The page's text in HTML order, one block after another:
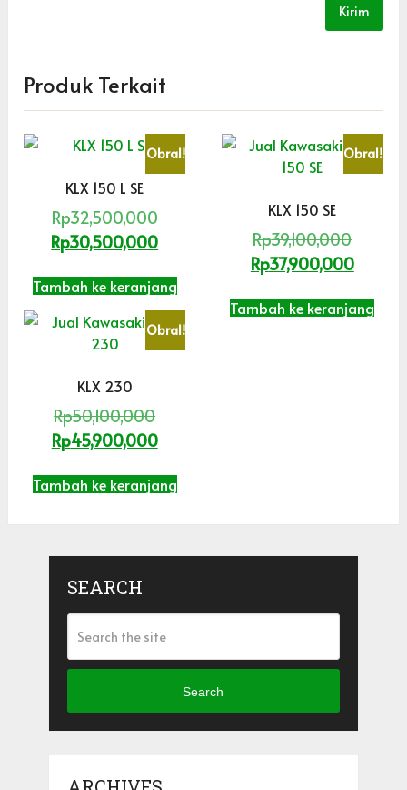
Produk Terkait
Obral!
KLX 150 L SE
Rp32,500,000
Rp30,500,000
Tambah ke keranjang
Obral!
KLX 150 SE
Rp39,100,000
Rp37,900,000
Tambah ke keranjang
Obral!
KLX 230
Rp50,100,000
Rp45,900,000
Tambah ke keranjang
SEARCH
Search